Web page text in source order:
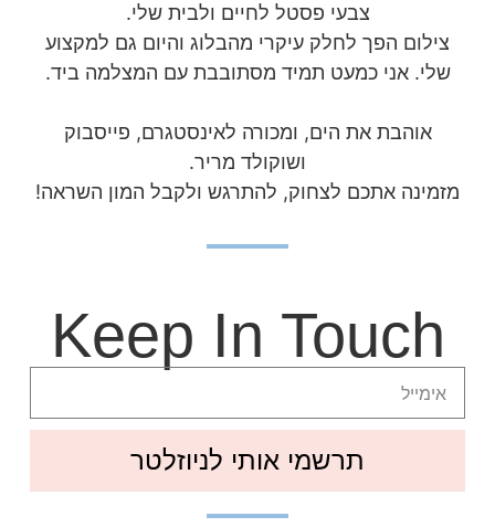
צבעי פסטל לחיים ולבית שלי.
צילום הפך לחלק עיקרי מהבלוג והיום גם למקצוע
שלי. אני כמעט תמיד מסתובבת עם המצלמה ביד.
אוהבת את הים, ומכורה לאינסטגרם, פייסבוק
ושוקולד מריר.
מזמינה אתכם לצחוק, להתרגש ולקבל המון השראה!
Keep In Touch
תרשמי אותי לניוזלטר